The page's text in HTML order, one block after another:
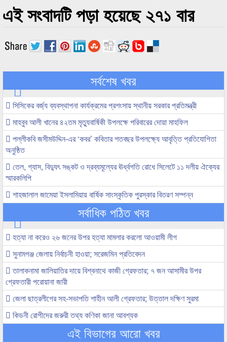
এই সংবাদটি পড়া হয়েছে ২৭১ বার
সর্বশেষ খবর
সিসিকের বর্জ্য ব্যবস্থাপনা কার্যক্রমের প্রশংসায় স্থানীয় সরকার প্রতিমন্ত্রী
মাহবুব আলী খানের ৪২তম মৃত্যুবার্ষিকী উপলক্ষে পরিবারের দোয়া মাহফিল
পল্লীকবি জসীমউদ্দিন-এর ‘কবর’ কবিতার শতবছর উপলক্ষ্যে আবৃত্তি প্রতিযোগিতা
অনুষ্ঠিত
তেল, গ্যাস, বিদ্যুৎ সঙ্কট ও দ্রব্যমূল্যের ঊর্ধ্বগতি রোধে সিলেটে ১১ দলীয় ঐক্যের
স্মারকলিপি
শাহজালাল জামেয়া ইসলামিয়ায় বার্ষিক সাংস্কৃতিক পুরস্কার বিতরণ সম্পন্ন
সর্বাধিক পঠিত খবর
হত্যা না করেও ২৬ জনের উপর হত্যা মামলার করলো আওয়ামী লীগ
সুনামগঞ্জ জেলায় নির্বাচনী হাওয়া; সরেজমিন প্রতিবেদন
তালাকনামা জালিয়াতির দায়ে বিশ্বনাথে কাজী গ্রেফতার; ৭ জন আসামীর উপর
গ্রেফতারী পরোয়ানা জারী
জেলা ছাত্রলীগের সহ-সভাপতি শাহীন আলী গ্রেফতার; উত্তাল দক্ষিণ সুরমা
কিডনী রোগীদের জরুরী তথ্য কণিকা জানা আবশ্যক
এই বিভাগের আরো খবর